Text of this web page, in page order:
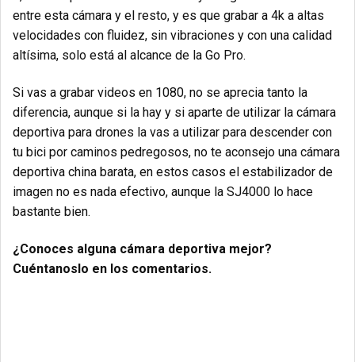
entre esta cámara y el resto, y es que grabar a 4k a altas
velocidades con fluidez, sin vibraciones y con una calidad
altísima, solo está al alcance de la Go Pro.
Si vas a grabar videos en 1080, no se aprecia tanto la
diferencia, aunque si la hay y si aparte de utilizar la cámara
deportiva para drones la vas a utilizar para descender con
tu bici por caminos pedregosos, no te aconsejo una cámara
deportiva china barata, en estos casos el estabilizador de
imagen no es nada efectivo, aunque la SJ4000 lo hace
bastante bien.
¿Conoces alguna cámara deportiva mejor?
Cuéntanoslo en los comentarios.